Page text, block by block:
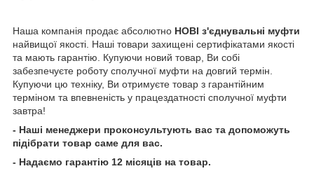
Наша компанія продає абсолютно НОВІ з'єднувальні муфти
найвищої якості. Наші товари захищені сертифікатами якості
та мають гарантію. Купуючи новий товар, Ви собі
забезпечуєте роботу сполучної муфти на довгий термін.
Купуючи цю техніку, Ви отримуєте товар з гарантійним
терміном та впевненість у працездатності сполучної муфти
завтра!
- Наші менеджери проконсультують вас та допоможуть
підібрати товар саме для вас.
- Надаємо гарантію 12 місяців на товар.